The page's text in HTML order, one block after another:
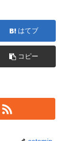
はてブ
コピー